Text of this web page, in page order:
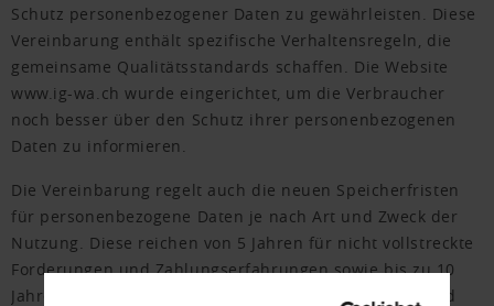
Schutz personenbezogener Daten zu gewährleisten. Diese
Vereinbarung enthält spezifische Verhaltensregeln, die
gemeinsame Qualitätsstandards schaffen. Die Website
www.ig-wa.ch wurde eingerichtet, um die Verbraucher
noch besser über den Schutz ihrer personenbezogenen
Daten zu informieren.
Die Vereinbarung regelt auch die neuen Speicherfristen
für personenbezogene Daten je nach Art und Zweck der
Nutzung. Diese reichen von 5 Jahren für nicht vollstreckte
Forderungen und Zahlungserfahrungen sowie bis zu 10
Jahren für betriebene Forderungen, Verlustscheine und